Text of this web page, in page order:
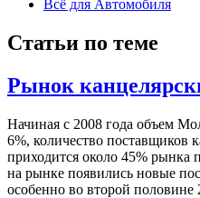
Всё для Автомобиля
Статьи по теме
Рынок
Начиная с 2008 года объем
6%, количество
приходится около 45% рынка
на рынке появились новые
особенно во второй половине